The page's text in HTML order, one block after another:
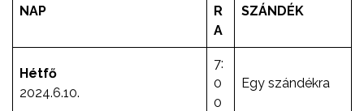
NAP
R
A
SZÁNDÉK
Hétfő
2024.6.10.
7:
0
0
Egy szándékra